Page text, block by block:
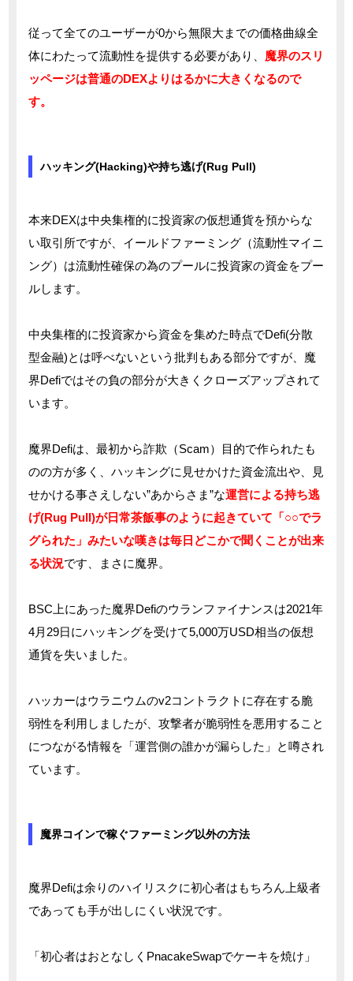
従って全てのユーザーが0から無限大までの価格曲線全
体にわたって流動性を提供する必要があり、 魔界のスリ
ッページは普通のDEXよりはるかに大きくなるので
す。
ハッキング(Hacking)や持ち逃げ(Rug Pull)
本来DEXは中央集権的に投資家の仮想通貨を預からな
い取引所ですが、イールドファーミング（流動性マイニ
ング）は流動性確保の為のプールに投資家の資金をプー
ルします。
中央集権的に投資家から資金を集めた時点でDefi(分散
型金融)とは呼べないという批判もある部分ですが、魔
界Defiではその負の部分が大きくクローズアップされて
います。
魔界Defiは、最初から詐欺（Scam）目的で作られたも
のの方が多く、ハッキングに見せかけた資金流出や、見
せかける事さえしない”あからさま”な運営による持ち逃
げ(Rug Pull)が日常茶飯事のように起きていて「○○でラ
グられた」みたいな嘆きは毎日どこかで聞くことが出来
る状況です、まさに魔界。
BSC上にあった魔界Defiのウランファイナンスは2021年
4月29日にハッキングを受けて5,000万USD相当の仮想
通貨を失いました。
ハッカーはウラニウムのv2コントラクトに存在する脆
弱性を利用しましたが、攻撃者が脆弱性を悪用すること
につながる情報を「運営側の誰かが漏らした」と噂され
ています。
魔界コインで稼ぐファーミング以外の方法
魔界Defiは余りのハイリスクに初心者はもちろん上級者
であっても手が出しにくい状況です。
「初心者はおとなしくPnacakeSwapでケーキを焼け」